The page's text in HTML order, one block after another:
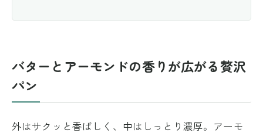
バターとアーモンドの香りが広がる贅沢
パン
外はサクッと香ばしく、中はしっとり濃厚。アーモ